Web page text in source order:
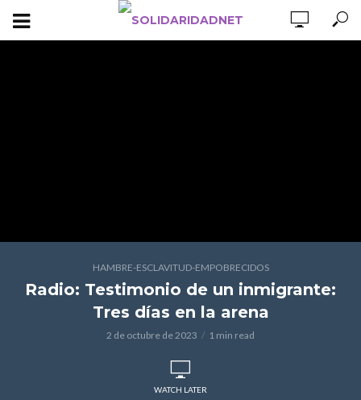
HAMBRE-ESCLAVITUD-EMPOBRECIDOS
Radio: Testimonio de un inmigrante:
Tres días en la arena
2 de octubre de 2023 1 min read
WATCH LATER